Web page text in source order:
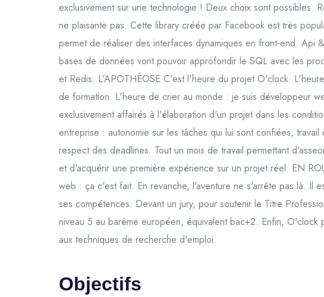
exclusivement sur une technologie ! Deux choix sont possibles.
ne plaisante pas. Cette library créée par Facebook est très
permet de réaliser des interfaces dynamiques en front-end. Api
bases de données vont pouvoir approfondir le SQL avec les
et Redis. L'APOTHÉOSE C'est l'heure du projet O'clock.
de formation. L'heure de crier au monde : je suis développeur
exclusivement affairés à l'élaboration d'un projet dans les
entreprise : autonomie sur les tâches qui lui sont confiées,
respect des deadlines. Tout un mois de travail permettant
et d'acquérir une première expérience sur un projet réel. EN
web : ça c'est fait. En revanche, l'aventure ne s'arrête pas là. Il
ses compétences. Devant un jury, pour soutenir le Titre
niveau 5 au barème européen, équivalent bac+2. Enfin, O'clock
aux techniques de recherche d'emploi.
Objectifs